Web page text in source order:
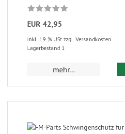
EUR 42,95
inkl. 19 % USt zzgl. Versandkosten
Lagerbestand 1
mehr...